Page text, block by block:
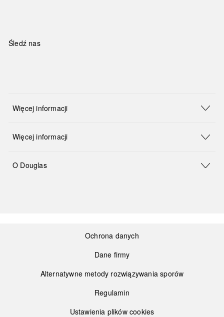
Śledź nas
Więcej informacji
Więcej informacji
O Douglas
Ochrona danych
Dane firmy
Alternatywne metody rozwiązywania sporów
Regulamin
Ustawienia plików cookies